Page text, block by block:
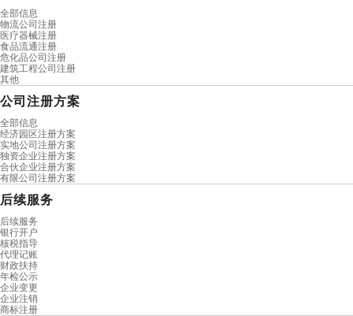
全部信息
物流公司注册
医疗器械注册
食品流通注册
危化品公司注册
建筑工程公司注册
其他
公司注册方案
全部信息
经济园区注册方案
实地公司注册方案
独资企业注册方案
合伙企业注册方案
有限公司注册方案
后续服务
后续服务
银行开户
核税指导
代理记账
财政扶持
年检公示
企业变更
企业注销
商标注册